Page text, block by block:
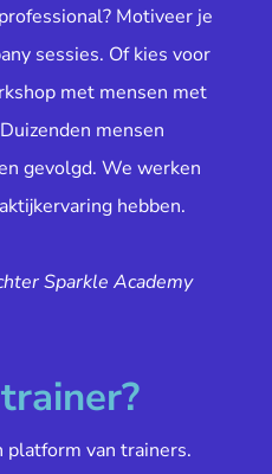
Motiveer je
sessies. Of kies voor
met mensen met
mensen
gevolgd. We werken
hebben.
Sparkle Academy
platform van trainers.